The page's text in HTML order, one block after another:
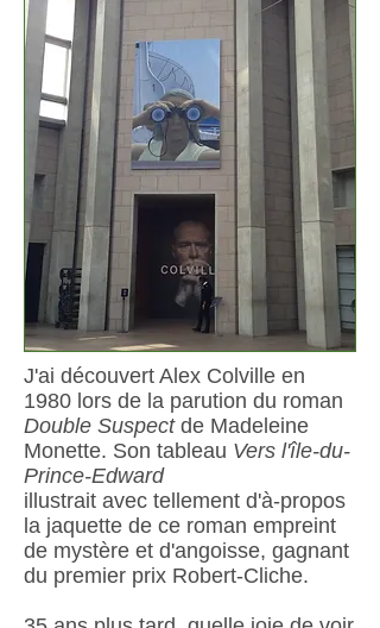
J'ai découvert Alex Colville en
1980 lors de la parution du roman
Double Suspect de Madeleine
Monette. Son tableau Vers l'île-du-
Prince-Edward
illustrait avec tellement d'à-propos
la jaquette de ce roman empreint
de mystère et d'angoisse, gagnant
du premier prix Robert-Cliche.